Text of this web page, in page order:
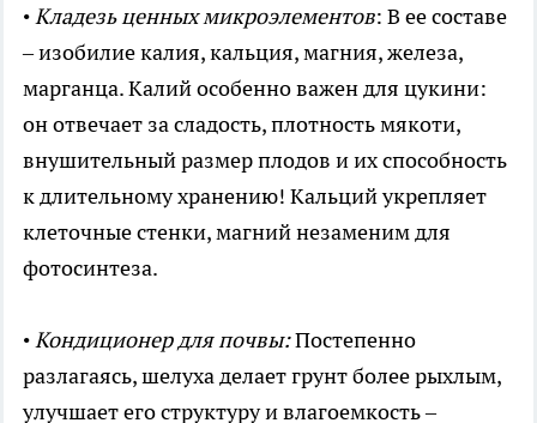
•Кладезь ценных микроэлементов: В ее составе
– изобилие калия, кальция, магния, железа,
марганца. Калий особенно важен для цукини:
он отвечает за сладость, плотность мякоти,
внушительный размер плодов и их способность
к длительному хранению! Кальций укрепляет
клеточные стенки, магний незаменим для
фотосинтеза.
•Кондиционер для почвы:Постепенно
разлагаясь, шелуха делает грунт более рыхлым,
улучшает его структуру и влагоемкость –